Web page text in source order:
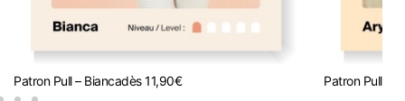
Patron Pull – Biancadès11,90€ Patron Pull –